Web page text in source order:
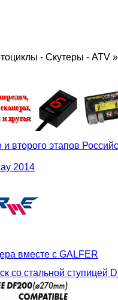
- Скутеры - ATV »
второго этапов
2014
вместе с GALFER
со стальной ступицей